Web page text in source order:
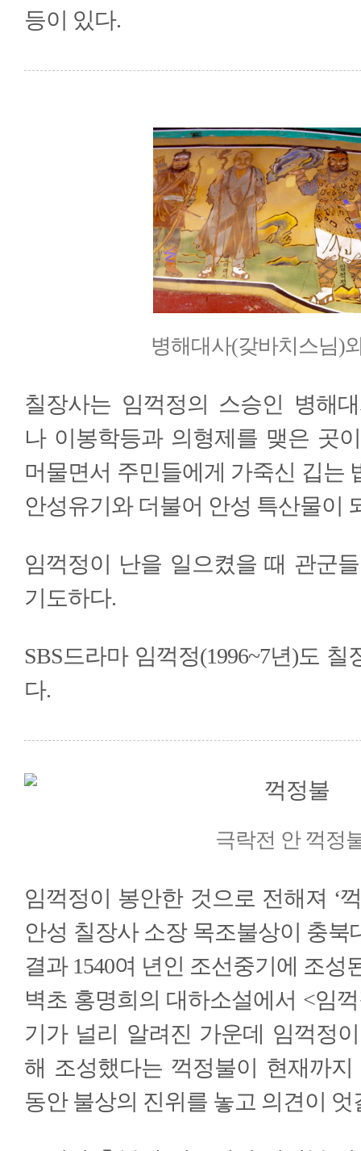
등이 있다.
병해대사(갖바치스님)
칠장사는 임꺽정의 스승인 병해
나 이봉학등과 의형제를 맺은 곳
머물면서 주민들에게 가죽신 깁는
안성유기와 더불어 안성 특산물이
임꺽정이 난을 일으켰을 때 관군
기도하다.
SBS드라마 임꺽정(1996~7년)도
다.
극락전 안 꺽정
임꺽정이 봉안한 것으로 전해져 ‘
안성 칠장사 소장 목조불상이 충북
결과 1540여 년인 조선중기에 조성
벽초 홍명희의 대하소설에서 <임
기가 널리 알려진 가운데 임꺽정
해 조성했다는 꺽정불이 현재까
동안 불상의 진위를 놓고 의견이 엇